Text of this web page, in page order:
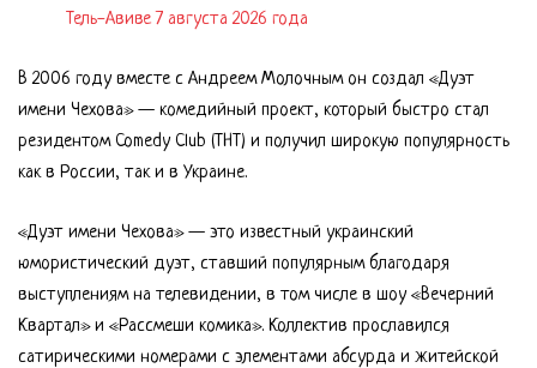
Тель-Авиве 7 августа 2026 года
В 2006 году вместе с Андреем Молочным он создал «Дуэт
имени Чехова» — комедийный проект, который быстро стал
резидентом Comedy Club (ТНТ) и получил широкую популярность
как в России, так и в Украине.
«Дуэт имени Чехова» — это известный украинский
юмористический дуэт, ставший популярным благодаря
выступлениям на телевидении, в том числе в шоу «Вечерний
Квартал» и «Рассмеши комика». Коллектив прославился
сатирическими номерами с элементами абсурда и житейской